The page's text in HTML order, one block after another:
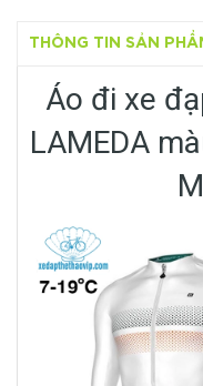
THÔNG TIN SẢN
Áo đi xe
LAMEDA